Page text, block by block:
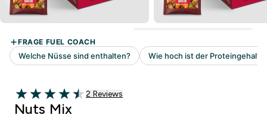
4.5 out of 5 stars
2 customer reviews
2 Reviews
Nuts Mix